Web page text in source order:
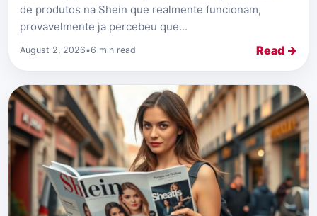
de produtos na Shein que realmente funcionam,
provavelmente ja percebeu que...
August 2, 2026•6 min read Read →